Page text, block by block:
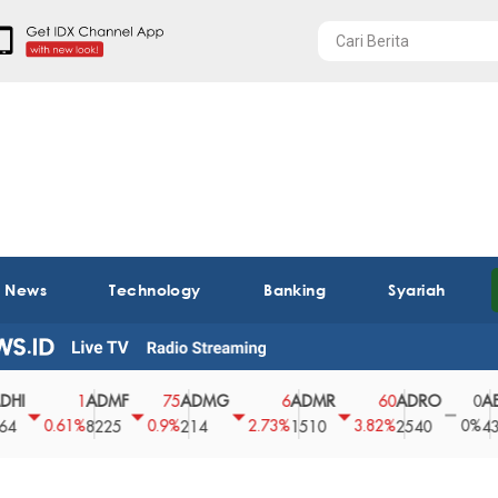
Technology Banking Syariah
1
8225
75
0.9%
ADMG
214
6
2.73% 1510
60
3.82%
ADRO
2540
0
0%
AEGS
43